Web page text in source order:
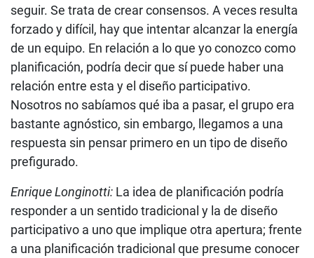
seguir. Se trata de crear consensos. A veces resulta
forzado y difícil, hay que intentar alcanzar la energía
de un equipo. En relación a lo que yo conozco como
planificación, podría decir que sí puede haber una
relación entre esta y el diseño participativo.
Nosotros no sabíamos qué iba a pasar, el grupo era
bastante agnóstico, sin embargo, llegamos a una
respuesta sin pensar primero en un tipo de diseño
prefigurado.
Enrique Longinotti: La idea de planificación podría
responder a un sentido tradicional y la de diseño
participativo a uno que implique otra apertura; frente
a una planificación tradicional que presume conocer